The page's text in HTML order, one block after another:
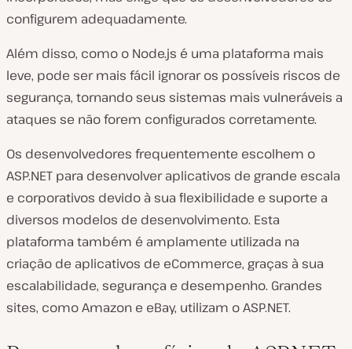
configurem adequadamente.
Além disso, como o Node.js é uma plataforma mais
leve, pode ser mais fácil ignorar os possíveis riscos de
segurança, tornando seus sistemas mais vulneráveis a
ataques se não forem configurados corretamente.
Os desenvolvedores frequentemente escolhem o
ASP.NET para desenvolver aplicativos de grande escala
e corporativos devido à sua flexibilidade e suporte a
diversos modelos de desenvolvimento. Esta
plataforma também é amplamente utilizada na
criação de aplicativos de eCommerce, graças à sua
escalabilidade, segurança e desempenho. Grandes
sites, como Amazon e eBay, utilizam o ASP.NET.